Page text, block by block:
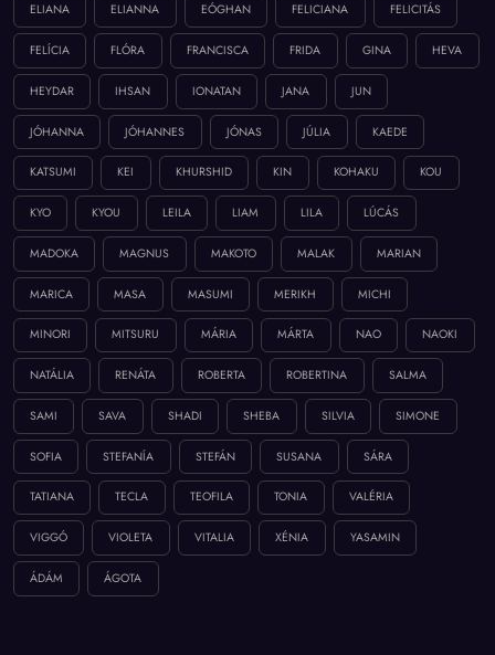
ELIANA ELIANNA EÓGHAN FELICIANA FELICITÁS
FELÍCIA FLÓRA FRANCISCA FRIDA GINA HEVA
HEYDAR IHSAN IONATAN JANA JUN
JÓHANNA JÓHANNES JÓNAS JÚLIA KAEDE
KATSUMI KEI KHURSHID KIN KOHAKU KOU
KYO KYOU LEILA LIAM LILA LÚCÁS
MADOKA MAGNUS MAKOTO MALAK MARIAN
MARICA MASA MASUMI MERIKH MICHI
MINORI MITSURU MÁRIA MÁRTA NAO NAOKI
NATÁLIA RENÁTA ROBERTA ROBERTINA SALMA
SAMI SAVA SHADI SHEBA SILVIA SIMONE
SOFIA STEFANÍA STEFÁN SUSANA SÁRA
TATIANA TECLA TEOFILA TONIA VALÉRIA
VIGGÓ VIOLETA VITALIA XÉNIA YASAMIN
ÁDÁM ÁGOTA